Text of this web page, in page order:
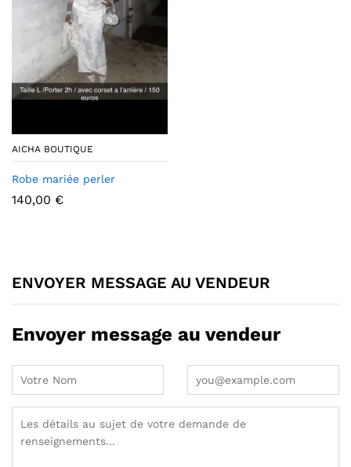
AICHA BOUTIQUE
Robe mariée perler
140,00 €
ENVOYER MESSAGE AU VENDEUR
Envoyer message au vendeur